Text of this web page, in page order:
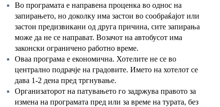
Во програмата е направена проценка во однос на
запирањето, но доколку има застои во сообраќајот или
застои предизвикани од друга причина, сите запирања
може да не се направат. Возачот на автобусот има
законски ограничено работно време.
Оваа програма е економична. Хотелите не се во
централно подрачје на градовите. Името на хотелот се
дава 1-2 дена пред тргнување.
Организаторот на патувањето го задржува правото за
измена на програмата пред или за време на турата, без